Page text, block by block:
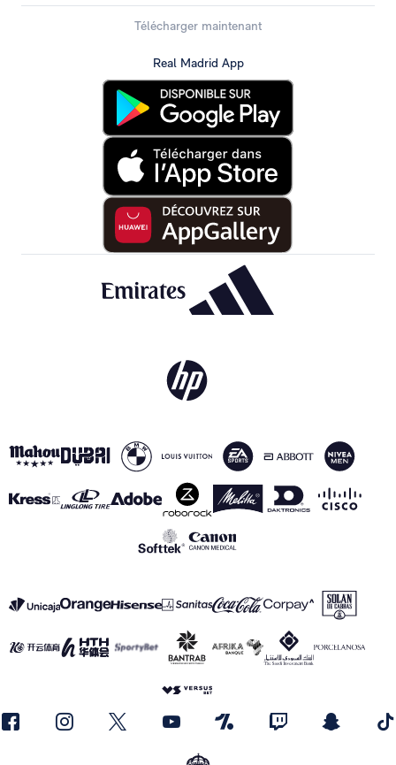
Télécharger maintenant
Real Madrid App